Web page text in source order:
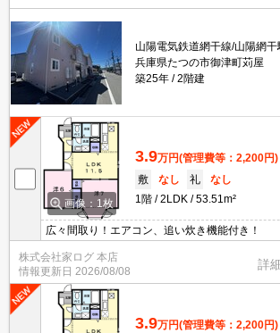
山陽電気鉄道網干線/山陽網
兵庫県たつの市御津町苅屋
築25年
2階建
画像：1枚
3.9万円(管理費等：2,200円)
敷
なし 礼
なし
1階
2LDK 53.51m²
広々間取り！エアコン、追い炊き機能付き！
株式会社家ログ 本店
情報更新日 2026/08/08
詳
3.9万円(管理費等：2,200円)